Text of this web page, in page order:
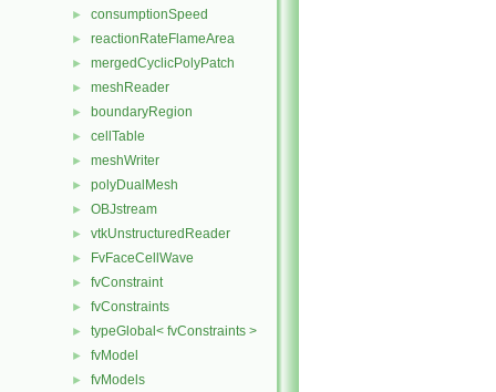
► consumptionSpeed
► reactionRateFlameArea
► mergedCyclicPolyPatch
► meshReader
► boundaryRegion
► cellTable
► meshWriter
► polyDualMesh
► OBJstream
► vtkUnstructuredReader
► FvFaceCellWave
► fvConstraint
► fvConstraints
► typeGlobal< fvConstraints >
► fvModel
► fvModels